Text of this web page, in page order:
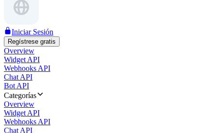
Iniciar Sesión
Regístrese gratis
Overview
Widget API
Webhooks API
Chat API
Bot API
Categorías
Overview
Widget API
Webhooks API
Chat API